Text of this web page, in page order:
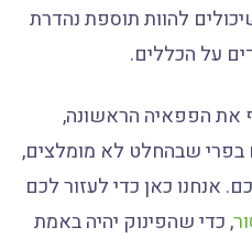
להוות תוספת נהדרת
על הכללים.
הפפאיה הראשונה,
שבהחלט לא מומלצים,
אנחנו כאן כדי לעזור לכם
, כדי שהפינוק יהיה באמת